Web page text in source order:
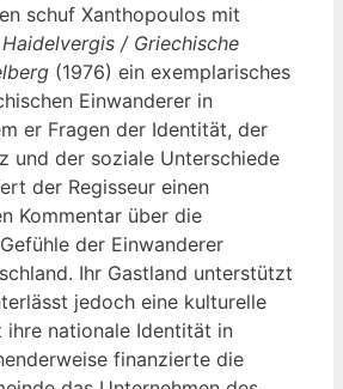
schuf Xanthopoulos mit
/ Griechische
(1976) ein exemplarisches
Einwanderer in
er Fragen der Identität, der
und der soziale Unterschiede
der Regisseur einen
Kommentar über die
der Einwanderer
Ihr Gastland unterstützt
jedoch eine kulturelle
ihre nationale Identität in
finanzierte die